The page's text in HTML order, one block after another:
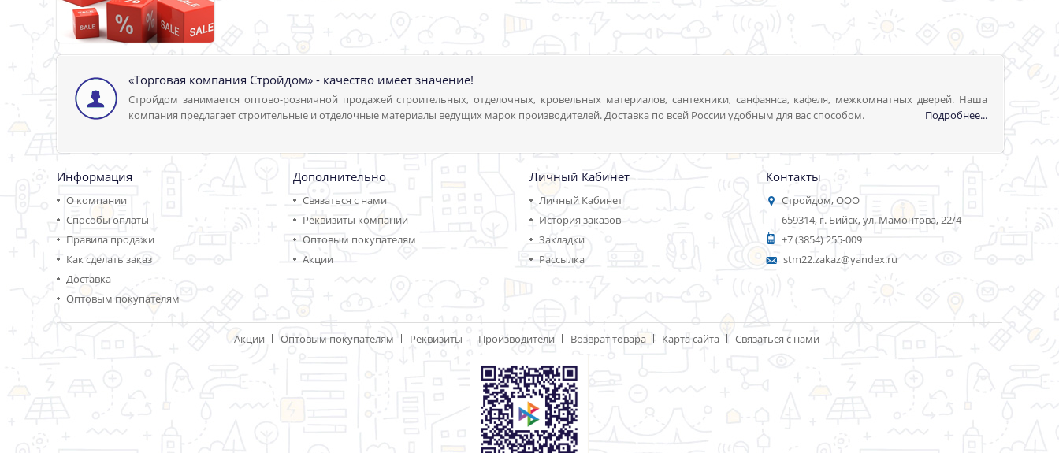
«Торговая компания Стройдом» - качество имеет значение!
Стройдом занимается оптово-розничной продажей строительных, отделочных, кровельных материалов, сантехники, санфаянса, кафеля, межкомнатных дверей. Наша
компания предлагает строительные и отделочные материалы ведущих марок производителей. Доставка по всей России удобным для вас способом.
Подробнее...
Информация
О компании
Способы оплаты
Правила продажи
Как сделать заказ
Доставка
Оптовым покупателям
Дополнительно
Связаться с нами
Реквизиты компании
Оптовым покупателям
Акции
Личный Кабинет
Личный Кабинет
История заказов
Закладки
Рассылка
Контакты
Стройдом, ООО
659314, г. Бийск, ул. Мамонтова, 22/4
+7 (3854) 255-009
stm22.zakaz@yandex.ru
Акции Оптовым покупателям Реквизиты Производители Возврат товара Карта сайта Связаться с нами